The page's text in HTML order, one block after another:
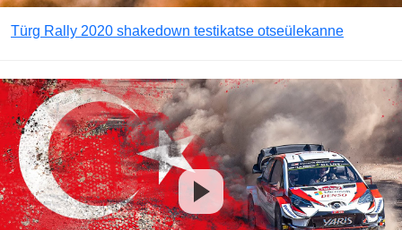
Türg Rally 2020 shakedown testikatse otseülekanne